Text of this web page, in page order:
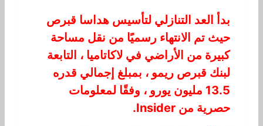
بدأ العد التنازلي لتأسيس هداسا قبرص
حيث تم الانتهاء رسميًا من نقل مساحة
كبيرة من الأراضي في لاكاتاميا ، التابعة
لبنك قبرص ريمو ، بمبلغ إجمالي قدره
13.5 مليون يورو ، وفقًا لمعلومات
حصرية من Insider.